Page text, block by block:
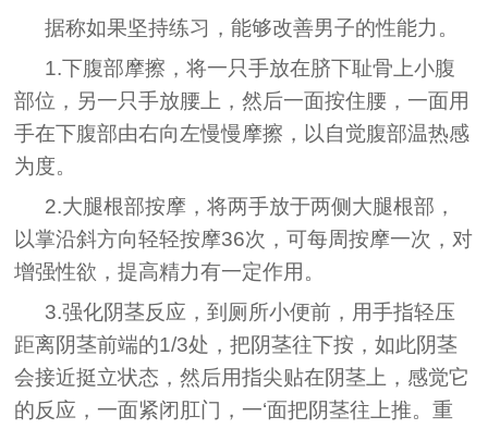
据称如果坚持练习，能够改善男子的性能力。
1.下腹部摩擦，将一只手放在脐下耻骨上小腹
部位，另一只手放腰上，然后一面按住腰，一面用
手在下腹部由右向左慢慢摩擦，以自觉腹部温热感
为度。
2.大腿根部按摩，将两手放于两侧大腿根部，
以掌沿斜方向轻轻按摩36次，可每周按摩一次，对
增强性欲，提高精力有一定作用。
3.强化阴茎反应，到厕所小便前，用手指轻压
距离阴茎前端的1/3处，把阴茎往下按，如此阴茎
会接近挺立状态，然后用指尖贴在阴茎上，感觉它
的反应，一面紧闭肛门，一‘面把阴茎往上推。重